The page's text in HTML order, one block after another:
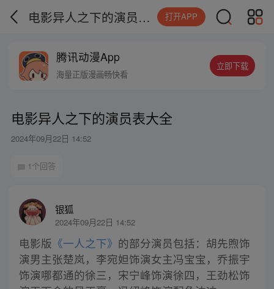
电影异人之下的演员表大全 打开APP
腾讯动漫App
海量正版漫画畅快看
立即下载
电影异人之下的演员表大全
2024年09月22日 14:52
1个回答
银狐
2024年09月22日 14:52
电影版 《一人之下》 的部分演员包括：胡先煦饰
演男主张楚岚，李宛妲饰演女主冯宝宝，乔振宇
饰演哪都通的徐三，宋宁峰饰演徐四，王劲松饰